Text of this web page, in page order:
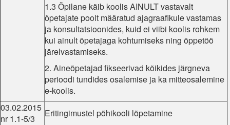
1.3 Õpilane käib koolis AINULT vastavalt
õpetajate poolt määratud ajagraafikule vastamas
ja konsultatsioonides, kuid ei viibi koolis rohkem
kui ainult õpetajaga kohtumiseks ning õppetöö
järelvastamiseks.
2. Aineõpetajad fikseerivad kõikides järgneva
perioodi tundides osalemise ja ka mitteosalemine
e-koolis.
03.02.2015
nr 1.1-5/3
Eritingimustel põhikooli lõpetamine